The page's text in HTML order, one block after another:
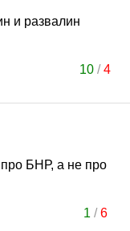
и развалин
10 /4
про БНР, а не про
1 /6